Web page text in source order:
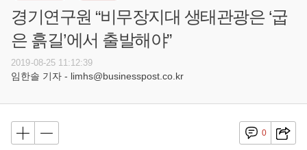
경기연구원 “비무장지대 생태관광은 ‘굽
은 흙길’에서 출발해야”
2019-08-25 11:12:39
임한솔 기자 - limhs@businesspost.co.kr
0